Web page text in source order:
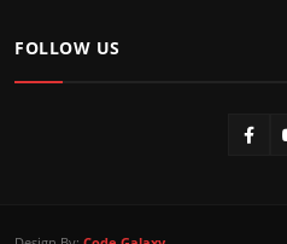
FOLLOW US